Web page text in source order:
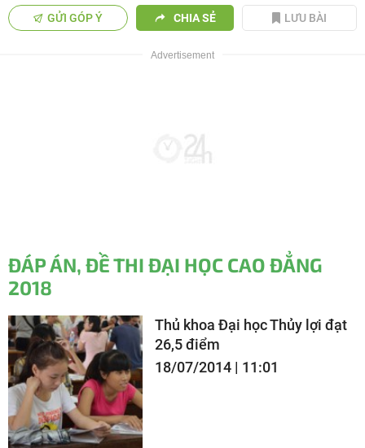
GỬI GÓP Ý CHIA SẺ LƯU BÀI
ĐÁP ÁN, ĐỀ THI ĐẠI HỌC CAO ĐẲNG
2018
Thủ khoa Đại học Thủy lợi đạt
26,5 điểm
18/07/2014 | 11:01